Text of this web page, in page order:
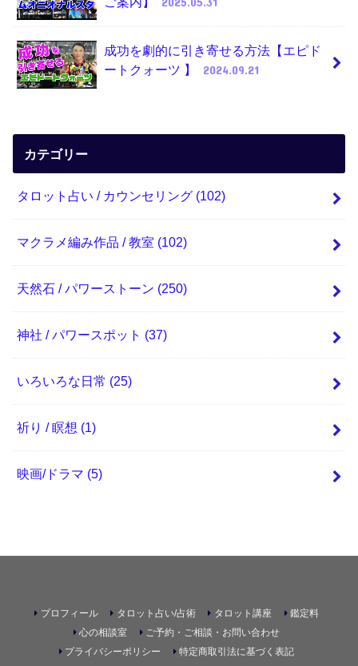
成功を劇的に引き寄せる方法【エピド
ートクォーツ 】
2024.09.21
カテゴリー
タロット占い / カウンセリング (102)
マクラメ編み作品 / 教室 (102)
天然石 / パワーストーン (250)
神社 / パワースポット (37)
いろいろな日常 (25)
祈り / 瞑想 (1)
映画/ドラマ (5)
プロフィール タロット占い/占術 タロット講座
鑑定料
心の相談室
ご予約・ご相談・お問い合わせ
プライバシーポリシー
特定商取引法に基づく表記